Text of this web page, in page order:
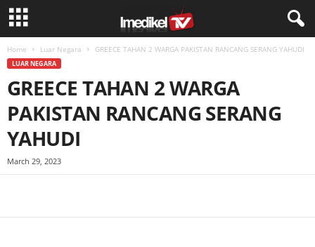
Home Luar Negara GREECE TAHAN 2 WARGA PAKISTAN RANCANG SERANG YAHUDI
LUAR NEGARA
GREECE TAHAN 2 WARGA
PAKISTAN RANCANG SERANG
YAHUDI
March 29, 2023